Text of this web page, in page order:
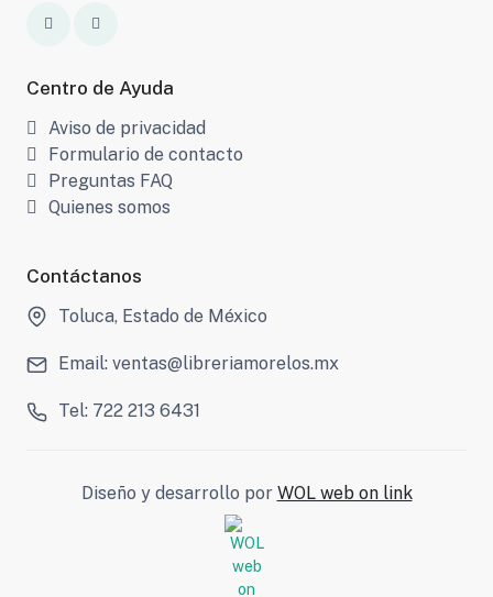
Centro de Ayuda
Aviso de privacidad
Formulario de contacto
Preguntas FAQ
Quienes somos
Contáctanos
Toluca, Estado de México
Email: ventas@libreriamorelos.mx
Tel: 722 213 6431
Diseño y desarrollo por WOL web on link